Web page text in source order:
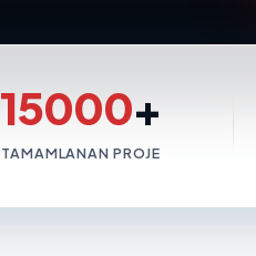
15000+
TAMAMLANAN PROJE